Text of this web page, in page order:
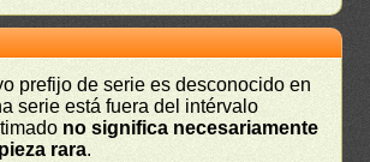
prefijo de serie es desconocido en
serie está fuera del intérvalo
no significa necesariamente
rara.